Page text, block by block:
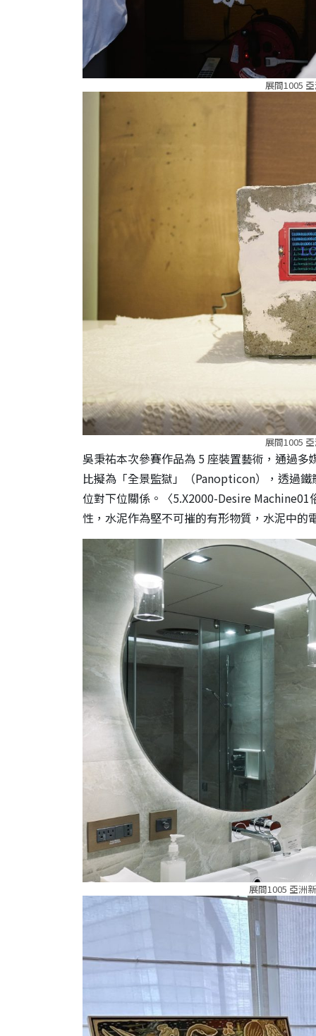
展間1005
展間1005
吳秉祐本次參賽作品為 5 座裝置藝術，通過
比擬為「全景監獄」（Panopticon），透過
位對下位關係。〈5.X2000-Desire
性，水泥作為堅不可摧的有形物質，水泥中的
展間1005 亞洲